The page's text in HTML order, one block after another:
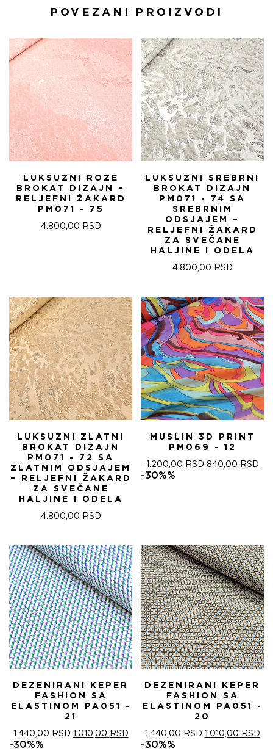
POVEZANI PROIZVODI
LUKSUZNI ROZE
BROKAT DIZAJN –
RELJEFNI ŽAKARD
PM071 - 75
4.800,00 RSD
LUKSUZNI SREBRNI
BROKAT DIZAJN
PM071 - 74 SA
SREBRNIM
ODSJAJEM –
RELJEFNI ŽAKARD
ZA SVEČANE
HALJINE I ODELA
4.800,00 RSD
LUKSUZNI ZLATNI
BROKAT DIZAJN
PM071 - 72 SA
ZLATNIM ODSJAJEM
– RELJEFNI ŽAKARD
ZA SVEČANE
HALJINE I ODELA
4.800,00 RSD
MUSLIN 3D PRINT
PM069 - 12
1.200,00RSD ОРИГИНАЛНА
840,00 RSD
-30%%
DEZENIRANI KEPER
FASHION SA
ELASTINOM PA051 -
21
1.440,00RSD ОРИГИНАЛНА
1.010,00 RSDТРЕНУТНА
ЦЕНА
-30%%
DEZENIRANI KEPER
FASHION SA
ELASTINOM PA051 -
20
1.440,00RSD ОРИГИНАЛНА
1.010,00 RSD
-30%%